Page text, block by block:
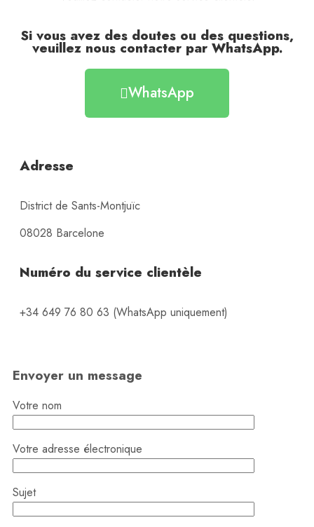
Si vous avez des doutes ou des questions,
veuillez nous contacter par WhatsApp.
WhatsApp
Adresse
District de Sants-Montjuïc
08028 Barcelone
Numéro du service clientèle
+34 649 76 80 63 (WhatsApp uniquement)
Envoyer un message
Votre nom
Votre adresse électronique
Sujet